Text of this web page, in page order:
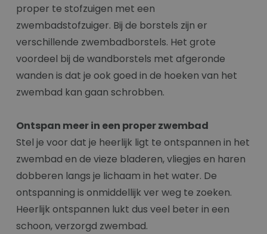
proper te stofzuigen met een
zwembadstofzuiger. Bij de borstels zijn er
verschillende zwembadborstels. Het grote
voordeel bij de wandborstels met afgeronde
wanden is dat je ook goed in de hoeken van het
zwembad kan gaan schrobben.
Ontspan meer in een proper zwembad
Stel je voor dat je heerlijk ligt te ontspannen in het
zwembad en de vieze bladeren, vliegjes en haren
dobberen langs je lichaam in het water. De
ontspanning is onmiddellijk ver weg te zoeken.
Heerlijk ontspannen lukt dus veel beter in een
schoon, verzorgd zwembad.